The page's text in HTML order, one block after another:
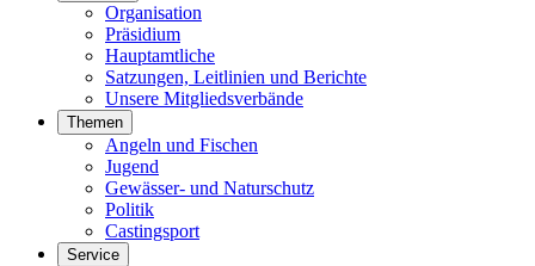
Organisation
Präsidium
Hauptamtliche
Satzungen, Leitlinien und Berichte
Unsere Mitgliedsverbände
Themen
Angeln und Fischen
Jugend
Gewässer- und Naturschutz
Politik
Castingsport
Service